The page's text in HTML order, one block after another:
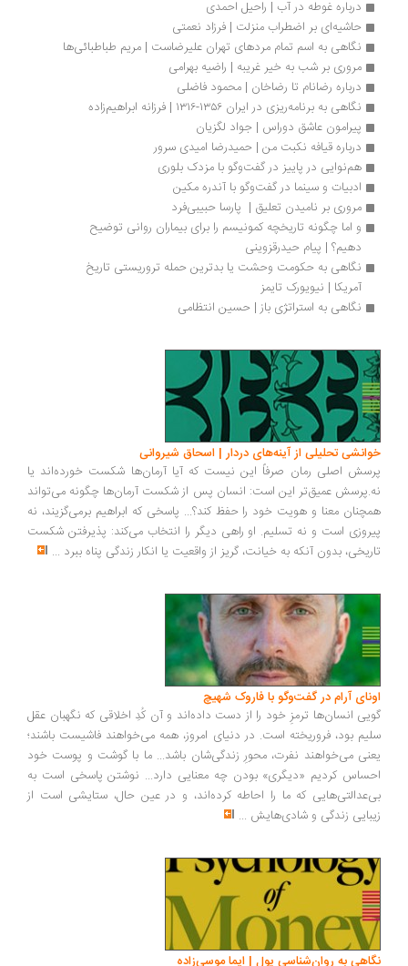
درباره غوطه در آب | راحیل احمدی
حاشیه‌ای بر اضطراب منزلت | فرزاد نعمتی
نگاهی به اسم تمام مردهای تهران علیرضاست | مریم طباطبائی‌ها
مروری بر شب به خیر غریبه | راضیه بهرامی
درباره رضانام تا رضاخان | محمود فاضلی
نگاهی به برنامه‌ریزی در ایران ۱۳۵۶-۱۳۱۶ | فرزانه ابراهیم‌زاده
پیرامون عاشق دوراس | جواد لگزیان
درباره قیافه نکبت من | حمیدرضا امیدی سرور
هم‌نوایی در پاییز در گفت‌وگو با مزدک بلوری
ادبیات و سینما در گفت‌وگو با آندره مکین
مروری بر نامیدن تعلیق |  پارسا حبیبی‌فرد
و اما چگونه تاریخچه کمونیسم را برای بیماران روانی توضیح
دهیم؟ | پیام حیدرقزوینی
نگاهی به حکومت وحشت یا بدترین حمله تروریستی تاریخ
آمریکا | نیویورک تایمز
نگاهی به استراتژی باز | حسین انتظامی
تحلیلی از آینه‌های دردار | اسحاق شیروانی
اصلی رمان صرفاً این نیست که آیا آرمان‌ها شکست خورده‌اند یا
عمیق‌تر این است: انسان پس از شکست آرمان‌ها چگونه می‌تواند
معنا و هویت خود را حفظ کند؟... پاسخی که ابراهیم برمی‌گزیند، نه
است و نه تسلیم. او راهی دیگر را انتخاب می‌کند: پذیرفتن شکست
بدون آنکه به خیانت، گریز از واقعیت یا انکار زندگی پناه ببرد...
آرام در گفت‌وگو با فاروک شهیچ‭
انسان‌ها ترمزِ خود را از دست داده‌اند و آن کُدِ اخلاقی که نگهبان عقل
بود، فروریخته است. در دنیای امروز، همه می‌خواهند فاشیست باشند؛
می‌خواهند نفرت، محورِ زندگی‌شان باشد... ما با گوشت و پوست خود
کردیم «دیگری» بودن چه معنایی دارد... نوشتن پاسخی است به
که ما را احاطه کرده‌اند، و در عین حال، ستایشی است از
زندگی و شادی‌هایش...
به روان‌شناسی پول | ایما موسی‌زاده